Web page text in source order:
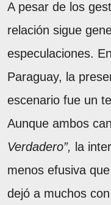
A pesar de los
relación sigue
especulaciones.
Paraguay, la
escenario fue un
Aunque ambos
Verdadero”, la
menos efusiva
dejó a muchos